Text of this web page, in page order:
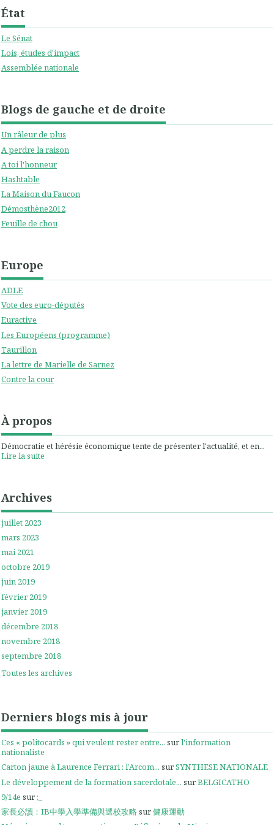
État
Le Sénat
Lois, études d'impact
Assemblée nationale
Blogs de gauche et de droite
Un râleur de plus
A perdre la raison
A toi l'honneur
Hashtable
La Maison du Faucon
Démosthène2012
Feuille de chou
Europe
ADLE
Vote des euro-députés
Euractive
Les Européens (programme)
Taurillon
La lettre de Marielle de Sarnez
Contre la cour
À propos
Démocratie et hérésie économique tente de présenter l'actualité, et en...
Lire la suite
Archives
juillet 2023
mars 2023
mai 2021
octobre 2019
juin 2019
février 2019
janvier 2019
décembre 2018
novembre 2018
septembre 2018
Toutes les archives
Derniers blogs mis à jour
Ces « politocards » qui veulent rester entre... surl'information
nationaliste
Carton jaune à Laurence Ferrari : l’Arcom... surSYNTHESE NATIONALE
Le développement de la formation sacerdotale... surBELGICATHO
9/14e sur;_
家長必讀：IB中學入學準備與選校攻略 sur健康運動